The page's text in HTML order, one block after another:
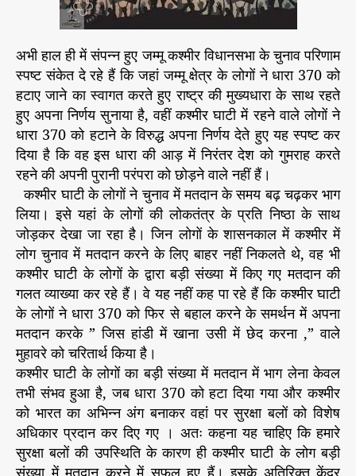
r
दा
क
रा
ज
नी
ति
औ
र
चु
ना
व
प
रि
णा
म
अभी हाल ही में संपन्न हुए जम्मू कश्मीर विधानसभा के चुनाव परिणाम
स्पष्ट संकेत दे रहे हैं कि जहां जम्मू क्षेत्र के लोगों ने धारा 370 को
हटाए जाने का स्वागत करते हुए राष्ट्र की मुख्यधारा के साथ रहते
हुए अपना निर्णय सुनाया है, वहीं कश्मीर घाटी में रहने वाले लोगों ने
धारा 370 को हटाने के विरुद्ध अपना निर्णय देते हुए यह स्पष्ट कर
दिया है कि वह इस धारा की आड़ में निरंतर देश को गुमराह करते
रहने की अपनी पुरानी परंपरा को छोड़ने वाले नहीं हैं।
कश्मीर घाटी के लोगों ने चुनाव में मतदान के समय बढ़ चढ़कर भाग
लिया। इसे यहां के लोगों की लोकतंत्र के प्रति निष्ठा के साथ
जोड़कर देखा जा रहा है। जिन लोगों के शासनकाल में कश्मीर में
लोग चुनाव में मतदान करने के लिए बाहर नहीं निकलते थे, वह भी
कश्मीर घाटी के लोगों के द्वारा बड़ी संख्या में किए गए मतदान की
गलत व्याख्या कर रहे हैं। वे यह नहीं कह पा रहे हैं कि कश्मीर घाटी
के लोगों ने धारा 370 को फिर से बहाल करने के समर्थन में अपना
मतदान करके ” जिस हांडी में खाना उसी में छेद करना ,” वाले
मुहावरे को चरितार्थ किया है।
कश्मीर घाटी के लोगों का बड़ी संख्या में मतदान में भाग लेना केवल
तभी संभव हुआ है, जब धारा 370 को हटा दिया गया और कश्मीर
को भारत का अभिन्न अंग बनाकर वहां पर सुरक्षा बलों को विशेष
अधिकार प्रदान कर दिए गए । अतः कहना यह चाहिए कि हमारे
सुरक्षा बलों की उपस्थिति के कारण ही कश्मीर घाटी के लोग बड़ी
संख्या में मतदान करने में सफल हुए हैं। इसके अतिरिक्त केंद्र